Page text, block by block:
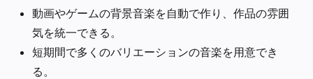
動画やゲームの背景音楽を自動で作り、作品の雰囲
気を統一できる。
短期間で多くのバリエーションの音楽を用意でき
る。